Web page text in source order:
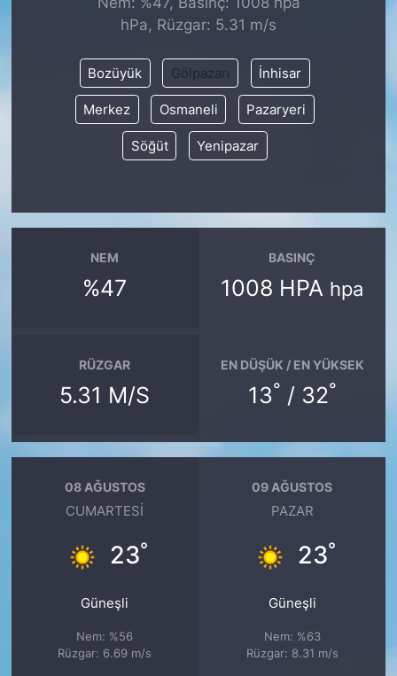
hPa, Rüzgar: 5.31 m/s
Bozüyük Gölpazarı İnhisar
Merkez Osmaneli Pazaryeri
Söğüt Yenipazar
NEM
%47
BASINÇ
1008 HPA hpa
RÜZGAR
5.31 M/S
EN DÜŞÜK / EN YÜKSEK
13° / 32°
08 AĞUSTOS
CUMARTESI
23°
Güneşli
Nem: %56
Rüzgar: 6.69 m/s
09 AĞUSTOS
PAZAR
23°
Güneşli
Nem: %63
Rüzgar: 8.31 m/s
KONGRE TAKVİMİ
RÖPORTAJLAR